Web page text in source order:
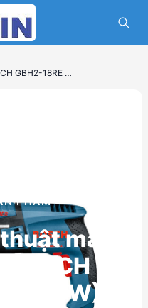
Đánh giá kỹ thuật máy khoan búa BOSCH GBH2-18RE (550W)
PHẨM
máy
BOSCH
(550W)